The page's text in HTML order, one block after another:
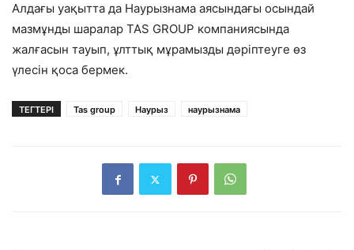
Алдағы уақытта да Наурызнама аясындағы осындай
мазмұнды шаралар TAS GROUP компаниясында
жалғасын тауып, ұлттық мұрамызды дәріптеуге өз
үлесін қоса бермек.
ТЕГТЕРІ Tas group Наурыз наурызнама